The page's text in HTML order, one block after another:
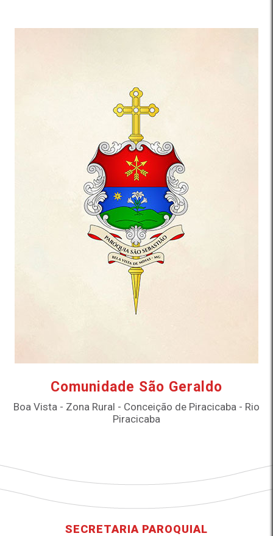
Comunidade São Geraldo
Boa Vista - Zona Rural - Conceição de Piracicaba - Rio
Piracicaba
SECRETARIA PAROQUIAL